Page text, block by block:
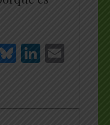
Messenger
Bluesky